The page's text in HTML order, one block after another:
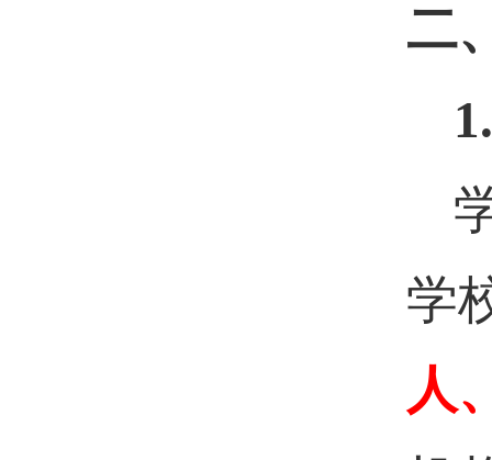
二
学
人